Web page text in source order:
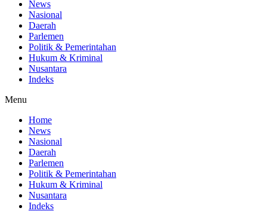
News
Nasional
Daerah
Parlemen
Politik & Pemerintahan
Hukum & Kriminal
Nusantara
Indeks
Menu
Home
News
Nasional
Daerah
Parlemen
Politik & Pemerintahan
Hukum & Kriminal
Nusantara
Indeks